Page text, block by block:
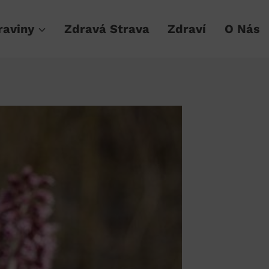
Zdravá Strava Zdraví O Nás